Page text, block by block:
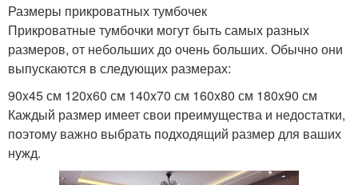
Размеры прикроватных тумбочек
Прикроватные тумбочки могут быть самых разных
размеров, от небольших до очень больших. Обычно они
выпускаются в следующих размерах:
90x45 см 120x60 см 140x70 см 160x80 см 180x90 см
Каждый размер имеет свои преимущества и недостатки,
поэтому важно выбрать подходящий размер для ваших
нужд.